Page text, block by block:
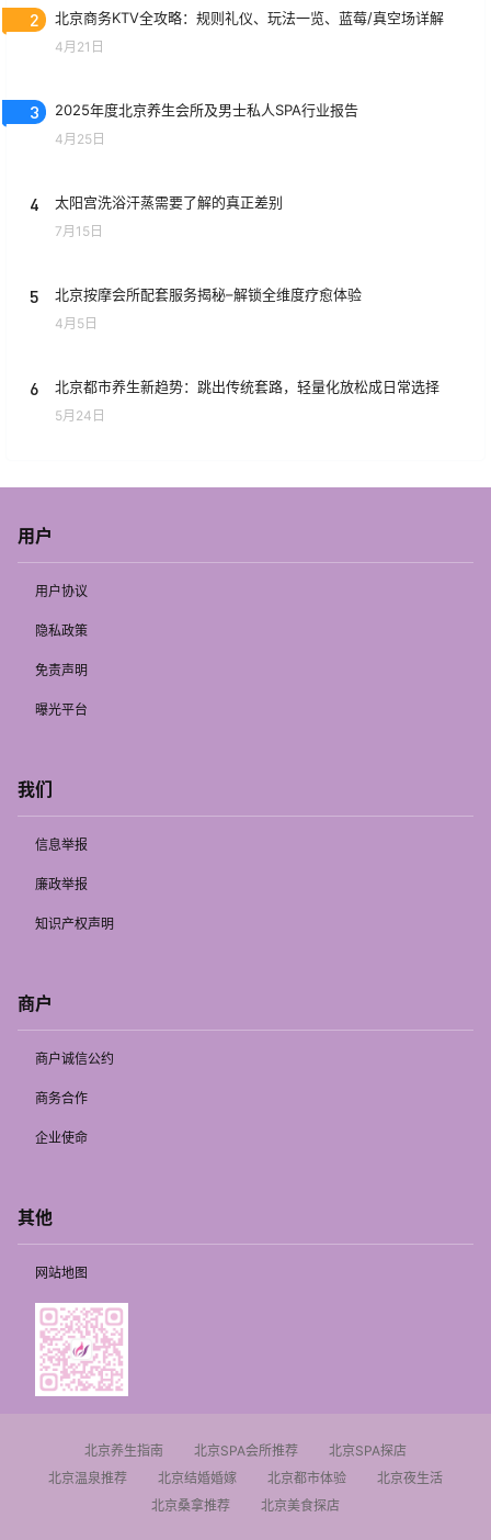
2 北京商务KTV全攻略：规则礼仪、玩法一览、蓝莓/真空场详解
4月21日
3 2025年度北京养生会所及男士私人SPA行业报告
4月25日
4 太阳宫洗浴汗蒸需要了解的真正差别
7月15日
5 北京按摩会所配套服务揭秘–解锁全维度疗愈体验
4月5日
6 北京都市养生新趋势：跳出传统套路，轻量化放松成日常选择
5月24日
用户
用户协议
隐私政策
免责声明
曝光平台
我们
信息举报
廉政举报
知识产权声明
商户
商户诚信公约
商务合作
企业使命
其他
网站地图
北京养生指南 北京SPA会所推荐
北京SPA探店
北京温泉推荐
北京结婚婚嫁 北京都市体验
北京夜生活
北京桑拿推荐
北京美食探店